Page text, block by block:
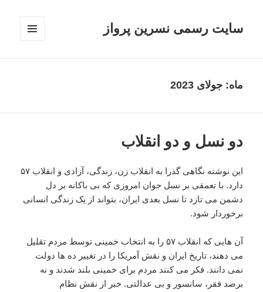
سایت رسمی نسرین پرواز
ماه:جولای 2023
دو نسل و دو انقلاب
این نوشته نگاهی گذرا به انقلاب زن، زندگی، آزادی و انقلاب ۵۷
دارد. با تعمقی بر نسل جوان امروزی که بی باکانه بر دل
دشمن می تازد تا نسل بعدی ایران، بتواند از یک زندگی انسانی
برخوردار شود.
آن هایی که انقلاب ۵۷ را به انتخاب خمینی توسط مردم تقلیل
می دهند، تاریخ ایران و نقش آمریکا را در تغییر ده ها دولت
نمی دانند. فکر می کنند مردم برای خمینی بلند شدند و نه
برضد فقر، سانسور و بی عدالتی. خبر از نقش نظام